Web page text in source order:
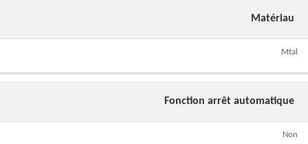
Matériau
Mtal
Fonction arrêt automatique
Non